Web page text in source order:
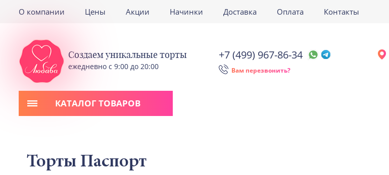
О компании Цены Акции Начинки Доставка Оплата Контакты
Создаем уникальные торты
ежедневно с 9:00 до 20:00
+7 (499) 967-86-34
Вам перезвонить?
КАТАЛОГ ТОВАРОВ
Торты Паспорт